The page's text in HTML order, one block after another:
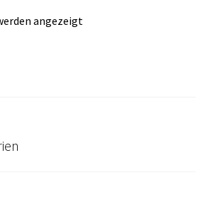
angezeigtNach